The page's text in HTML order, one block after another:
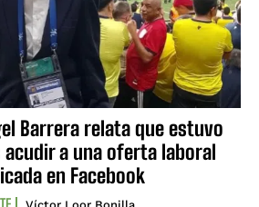
Barrera relata que estuvo
a una oferta laboral
en Facebook